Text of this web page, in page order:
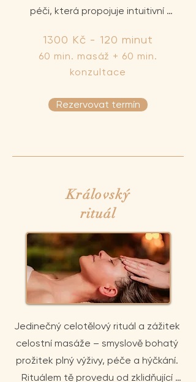
péči, která propojuje intuitivní
diagnostiku příčiny potíží.  Součástí je
poradenství v oblasti výživy, životního
stylu, psychosomatiky a podpory
zdraví dle principů TČM.
1300 Kč - 120 minut
60 min. masáž + 60 min.
konzultace
Rezervovat termín
Královský
rituál
Jedinečný celotělový rituál a zážitek
celostní masáže – smyslově bohatý
prožitek plný výživy, péče a hýčkání.
Rituálem tě provedu od zklidňující